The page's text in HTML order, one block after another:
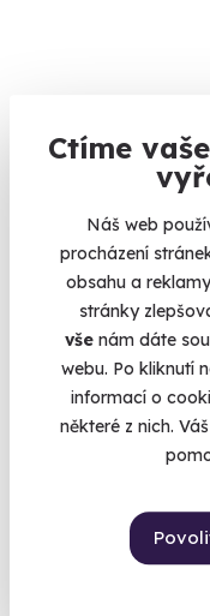
Ctíme
Náš web
procházení
obsahu a
stránky
vše nám dáte
webu. Po kliknutí
informací o
některé z nich.
Zážitková
Lomnice (okres
(+ 27 dalších lokalit)
1 799 Kč
Zobrazit zážitky
můžete vybírat z
zážitků. Ať už je to
Hoverboard, simulátor